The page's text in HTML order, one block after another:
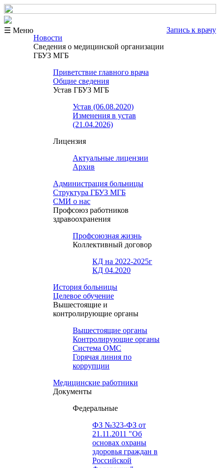
☰ Меню
Запись к врачу
Новости
Сведения о медицинской организации
ГБУЗ МГБ
Приветствие главного врача
Общие сведения
Устав ГБУЗ МГБ
Устав (06.08.2020)
Изменения в устав
(21.04.2026)
Лицензия
Актуальные лицензии
Архив
Администрация больницы
Структура ГБУЗ МГБ
СМИ о нас
Профсоюз работников
здравоохранения
Профсоюзная жизнь
Коллективный договор
КД на 2022-2025г
КД 04.2020
История больницы
Целевое обучение
Вышестоящие и
контролирующие органы
Вышестоящие органы
Контролирующие органы
Система ОМС
Горячая линия по
коррупции
Медицинские работники
Документы
Федеральные
ФЗ №323-ФЗ от
21.11.2011 "Об
основах охраны
здоровья граждан в
Российской